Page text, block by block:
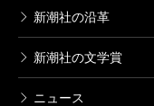
新潮社の沿革
新潮社の文学賞
ニュース